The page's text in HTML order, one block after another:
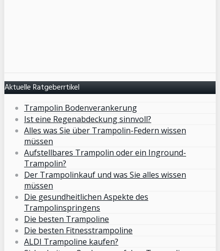
Aktuelle Ratgeberrtikel
Trampolin Bodenverankerung
Ist eine Regenabdeckung sinnvoll?
Alles was Sie über Trampolin-Federn wissen
müssen
Aufstellbares Trampolin oder ein Inground-
Trampolin?
Der Trampolinkauf und was Sie alles wissen
müssen
Die gesundheitlichen Aspekte des
Trampolinspringens
Die besten Trampoline
Die besten Fitnesstrampoline
ALDI Trampoline kaufen?